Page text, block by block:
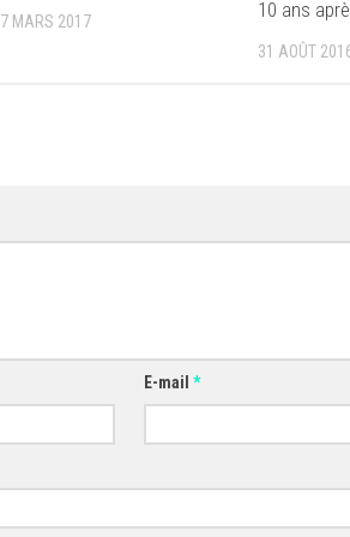
7 MARS 2017 10 ans
31 AOÛT
E-mail*